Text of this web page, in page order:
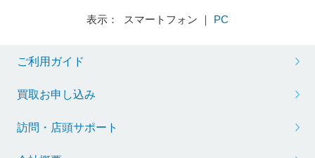
表示： スマートフォン ｜ PC
ご利用ガイド
買取お申し込み
訪問・店頭サポート